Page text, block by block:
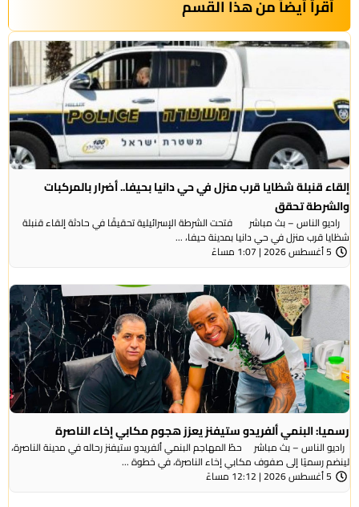
أقرأ أيضاً من هذا القسم
إلقاء قنبلة شظايا قرب منزل في حي دانيا بحيفا.. أضرار بالمركبات
والشرطة تحقق
راديو الناس – بث مباشر فتحت الشرطة الإسرائيلية تحقيقًا في حادثة إلقاء قنبلة
شظايا قرب منزل في حي دانيا بمدينة حيفا، ...
5 أغسطس 2026 | 1:07 مساءً
رسميا: البنمي ألفريدو ستيفنز يعزز هجوم مكابي إخاء الناصرة
راديو الناس – بث مباشر حطّ المهاجم البنمي ألفريدو ستيفنز رحاله في مدينة الناصرة،
لينضم رسميًا إلى صفوف مكابي إخاء الناصرة، في خطوة ...
5 أغسطس 2026 | 12:12 مساءً